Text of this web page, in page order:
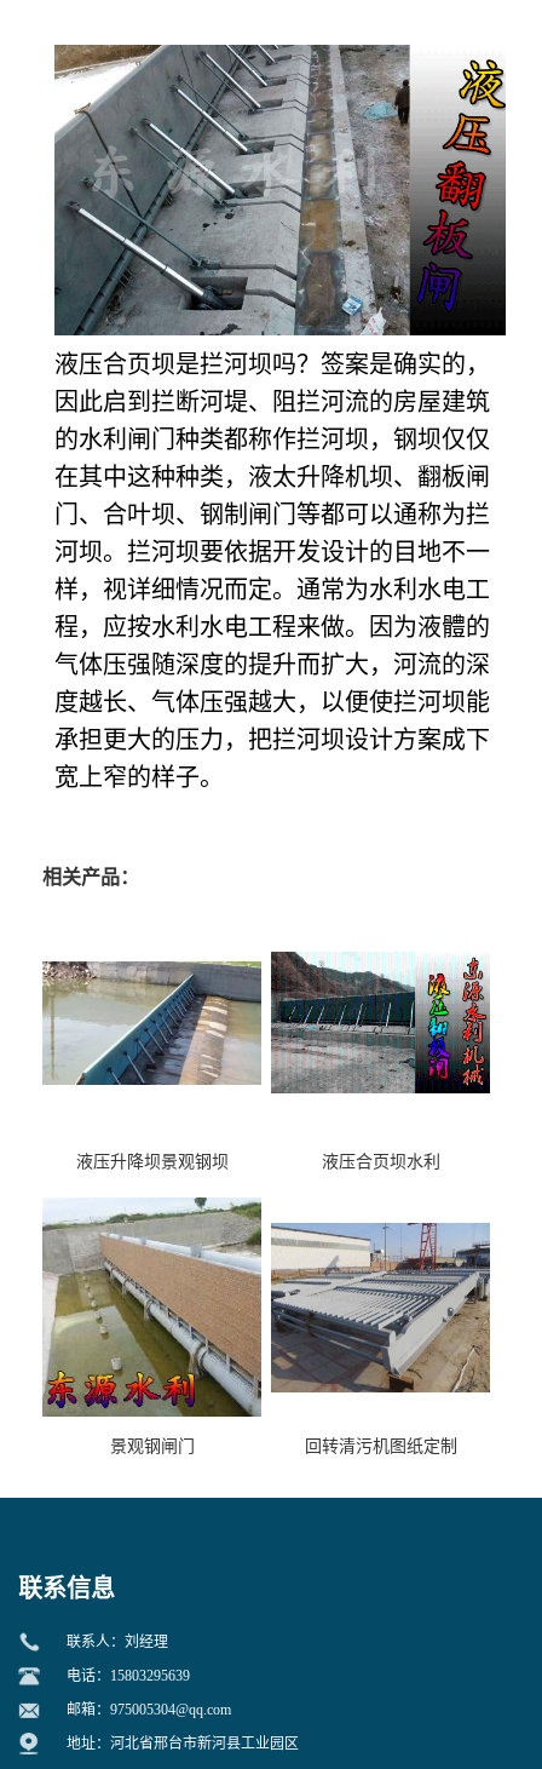
液压合页坝是拦河坝吗？签案是确实的，
因此启到拦断河堤、阻拦河流的房屋建筑
的水利闸门种类都称作拦河坝，钢坝仅仅
在其中这种种类，液太升降机坝、翻板闸
门、合叶坝、钢制闸门等都可以通称为拦
河坝。拦河坝要依据开发设计的目地不一
样，视详细情况而定。通常为水利水电工
程，应按水利水电工程来做。因为液體的
气体压强随深度的提升而扩大，河流的深
度越长、气体压强越大，以便使拦河坝能
承担更大的压力，把拦河坝设计方案成下
宽上窄的样子。
相关产品：
液压升降坝景观钢坝 液压合页坝水利
景观钢闸门 回转清污机图纸定制
联系信息
联系人：刘经理
电话：15803295639
邮箱： 975005304@qq.com
地址：河北省邢台市新河县工业园区